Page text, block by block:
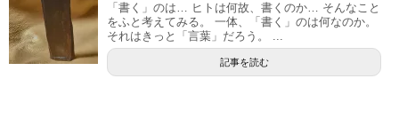
「書く」のは… ヒトは何故、書くのか… そんなこと
をふと考えてみる。 一体、「書く」のは何なのか。
それはきっと「言葉」だろう。 ...
記事を読む